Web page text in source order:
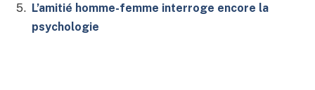
L’amitié homme-femme interroge encore la
psychologie